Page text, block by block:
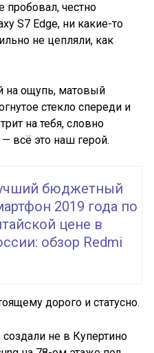
пробовал, честно
S7 Edge, ни какие-то
не цепляли, как
на ощупь, матовый
стекло спереди и
на тебя, словно
всё это наш герой.
бюджетный
2019 года по
цене в
обзор Redmi
дорого и статусно.
создали не в Купертино